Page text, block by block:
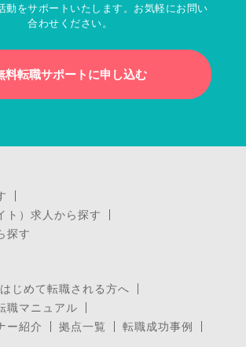
動をサポートいたします。お気軽にお問い
合わせください。
料転職サポートに申し込む
ト）求人から探す
探す
はじめて転職される方へ
職マニュアル
ー紹介
拠点一覧
転職成功事例